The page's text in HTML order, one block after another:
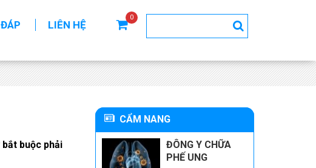
LIÊN HỆ
0
buộc phải
CẨM NANG
ĐÔNG Y CHỮA
PHẾ UNG